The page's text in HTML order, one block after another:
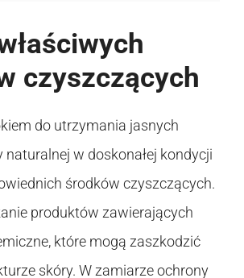
czyszczących
do utrzymania jasnych
naturalnej w doskonałej kondycji
środków czyszczących.
produktów zawierających
które mogą zaszkodzić
skóry. W zamiarze ochrony